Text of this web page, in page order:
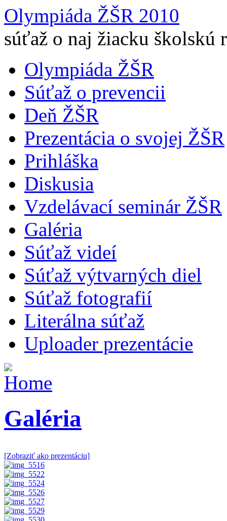
Olympiáda ŽŠR 2010
súťaž o naj žiacku školskú
Olympiáda ŽŠR
Súťaž o prevencii
Deň ŽŠR
Prezentácia o svojej ŽŠR
Prihláška
Diskusia
Vzdelávací seminár ŽŠR
Galéria
Súťaž videí
Súťaž výtvarných diel
Súťaž fotografií
Literálna súťaž
Uploader prezentácie
Galéria
[Zobraziť ako prezentáciu]